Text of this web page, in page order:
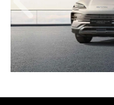
Anterior